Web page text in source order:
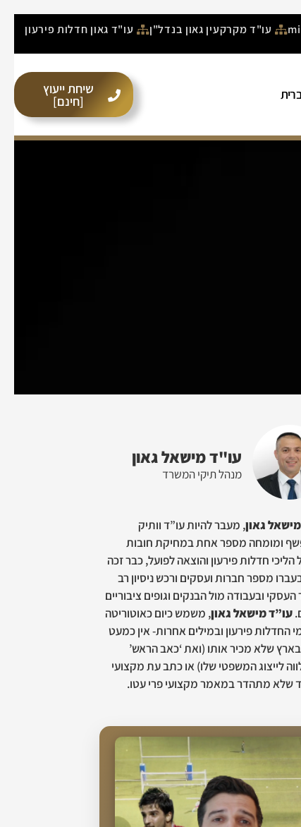
עו"ד מקרקעין גאון בנדל"ן עו"ד גאון חדלות פירעון
שיחת ייעוץ
[חינם]
עו"ד מישאל גאון
מנהל תיקי המשרד
גאון, מעבר להיות עו”ד וותיק
ומומחה מספר אחת במחיקת חובות
הליכי חדלות פירעון והוצאה לפועל, כבר זכה
מספר חברות ועסקים ורכש ניסיון רב
ובעבודה מול הבנקים וגופים ציבוריים
עו”ד מישאל גאון, משמש כיום כאוטוריטה
החדלות פירעון ובמילים אחרות- אין כמעט
שלא מכיר אותו (ואת ‘כאב הראש’
לייצוג המשפטי שלו) או כתב עת מקצועי
שלא מתהדר במאמר מקצועי פרי עטו.